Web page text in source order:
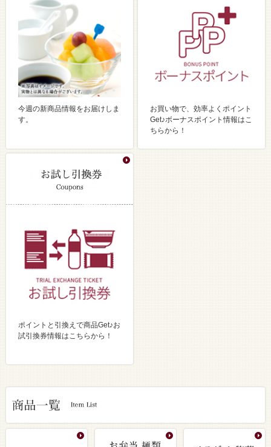
今週の新商品情報をお届けしま
す。
お買い物で、効率よくポイント
Get♪ボーナスポイント情報はこ
ちらから！
ポイントと引換えで商品Get♪お
試引換券情報はこちらから！